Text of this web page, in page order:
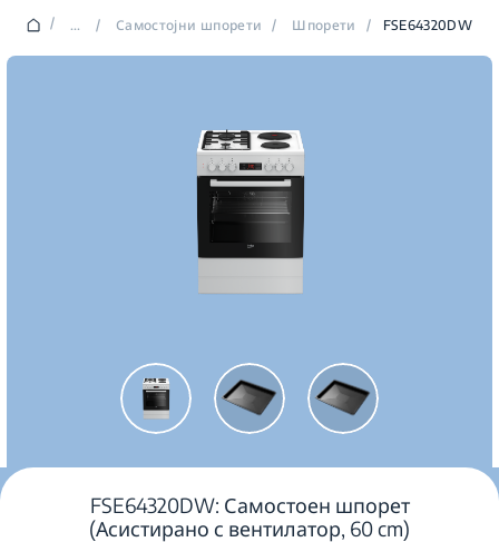
/ ... / Самостојни шпорети / Шпорети / FSE64320DW
FSE64320DW: Самостоен шпорет
(Асистирано с вентилатор, 60 cm)